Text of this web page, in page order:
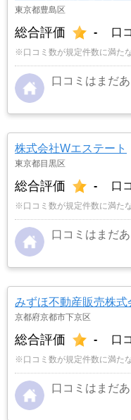
東京都豊島区
総合評価 - 口
※口コミ数が規定件数に満た
口コミはまだ
株式会社Wエステート
東京都目黒区
総合評価 - 口
※口コミ数が規定件数に満た
口コミはまだ
みずほ不動産販売株
京都府京都市下京区
総合評価 - 口
※口コミ数が規定件数に満た
口コミはまだ